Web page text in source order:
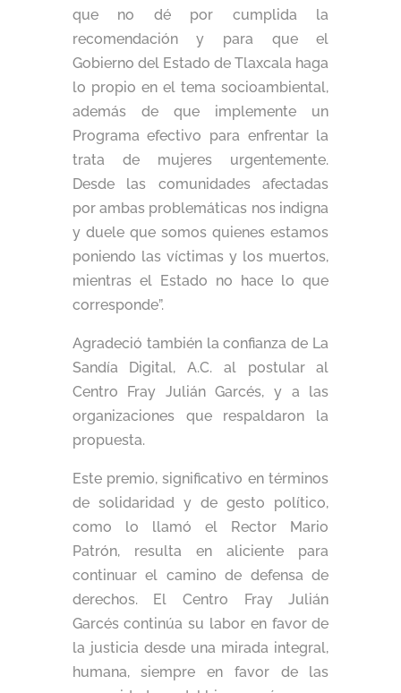
que no dé por cumplida la
recomendación y para que el
Gobierno del Estado de Tlaxcala haga
lo propio en el tema socioambiental,
además de que implemente un
Programa efectivo para enfrentar la
trata de mujeres urgentemente.
Desde las comunidades afectadas
por ambas problemáticas nos indigna
y duele que somos quienes estamos
poniendo las víctimas y los muertos,
mientras el Estado no hace lo que
corresponde”.
Agradeció también la confianza de La
Sandía Digital, A.C. al postular al
Centro Fray Julián Garcés, y a las
organizaciones que respaldaron la
propuesta.
Este premio, significativo en términos
de solidaridad y de gesto político,
como lo llamó el Rector Mario
Patrón, resulta en aliciente para
continuar el camino de defensa de
derechos. El Centro Fray Julián
Garcés continúa su labor en favor de
la justicia desde una mirada integral,
humana, siempre en favor de las